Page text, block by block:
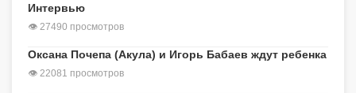
Интервью
👁 27490 просмотров
Оксана Почепа (Акула) и Игорь Бабаев ждут ребенка
👁 22081 просмотров